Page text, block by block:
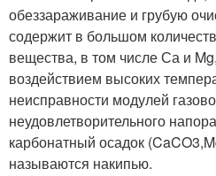
обеззараживание и грубую
содержит в большом
вещества, в том числе Са и
воздействием высоких
неисправности модулей
неудовлетворительного
карбонатный осадок
называются накипью.